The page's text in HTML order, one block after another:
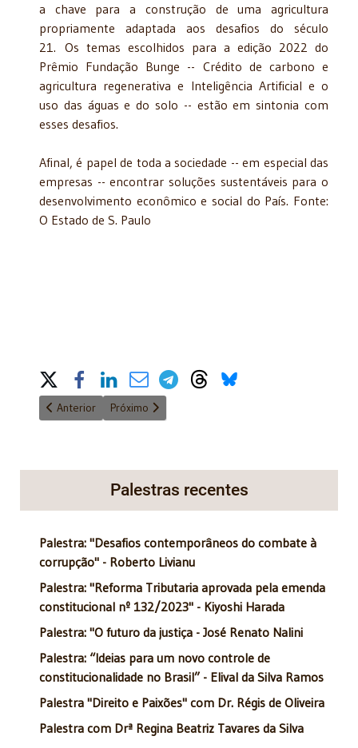
a chave para a construção de uma agricultura
propriamente adaptada aos desafios do século
21. Os temas escolhidos para a edição 2022 do
Prêmio Fundação Bunge -- Crédito de carbono e
agricultura regenerativa e Inteligência Artificial e o
uso das águas e do solo -- estão em sintonia com
esses desafios.
Afinal, é papel de toda a sociedade -- em especial das
empresas -- encontrar soluções sustentáveis para o
desenvolvimento econômico e social do País. Fonte:
O Estado de S. Paulo
Share on Social Media
Artigo anterior: Não se faz reforma tributária com discursos
Anterior Próximo artigo: A Lygia que eu perdi
Próximo
Palestras recentes
Palestra: "Desafios contemporâneos do combate à
corrupção" - Roberto Livianu
Palestra: "Reforma Tributaria aprovada pela emenda
constitucional nº 132/2023" - Kiyoshi Harada
Palestra: "O futuro da justiça - José Renato Nalini
Palestra: “Ideias para um novo controle de
constitucionalidade no Brasil” - Elival da Silva Ramos
Palestra "Direito e Paixões" com Dr. Régis de Oliveira
Palestra com Drª Regina Beatriz Tavares da Silva